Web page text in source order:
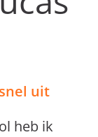
uit
heb ik